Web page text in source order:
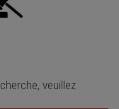
veuillez